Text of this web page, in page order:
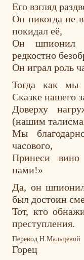
Его взгляд
Он никогда не
покидал её,
Он шпионил
редкостно
Он играл роль
Тогда как мы
Сказке нашего
Доверху
(нашим
Мы
часового,
Принеси
нами!»
Да, он
был достоин
Тот, кто
преступления.
Перевод Н.Мальцевой
Горец